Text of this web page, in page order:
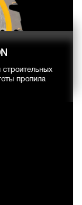
строительных
пропила